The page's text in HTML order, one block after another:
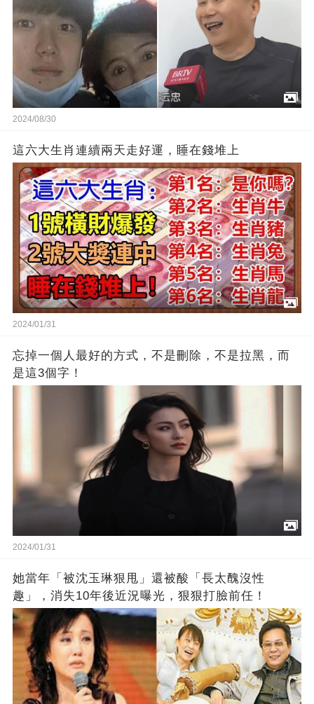
2024/08/30
這六大生肖連續兩天走好運，睡在錢堆上
2024/01/31
忘掉一個人最好的方式，不是刪除，不是拉黑，而
是這3個字！
2024/01/31
她當年「被沈玉琳狠甩」還被酸「長太醜沒性
趣」，消失10年後近況曝光，狠狠打臉前任！